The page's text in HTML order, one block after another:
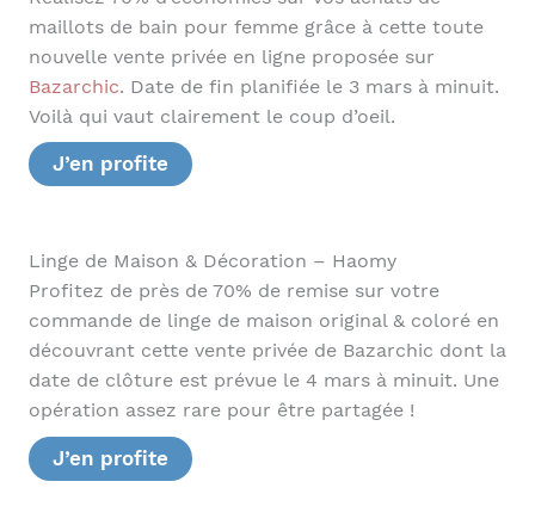
maillots de bain pour femme grâce à cette toute
nouvelle vente privée en ligne proposée sur
Bazarchic. Date de fin planifiée le 3 mars à minuit.
Voilà qui vaut clairement le coup d’oeil.
J’en profite
Linge de Maison & Décoration – Haomy
Profitez de près de 70% de remise sur votre
commande de linge de maison original & coloré en
découvrant cette vente privée de Bazarchic dont la
date de clôture est prévue le 4 mars à minuit. Une
opération assez rare pour être partagée !
J’en profite